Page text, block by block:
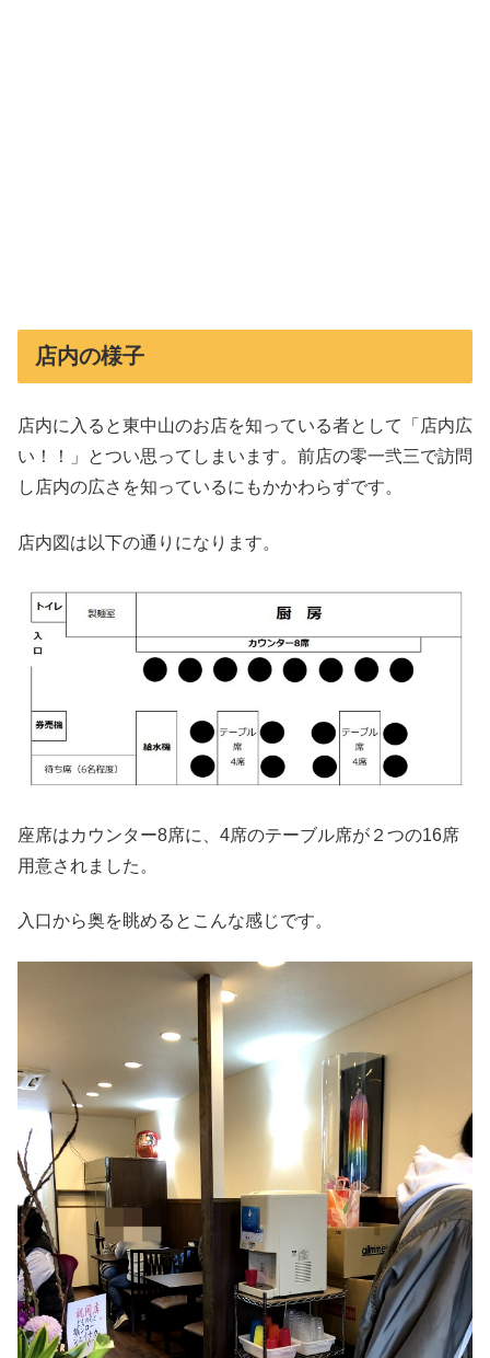
店内の様子
店内に入ると東中山のお店を知っている者として「店内広
い！！」とつい思ってしまいます。前店の零一弐三で訪問
し店内の広さを知っているにもかかわらずです。
店内図は以下の通りになります。
座席はカウンター8席に、4席のテーブル席が２つの16席
用意されました。
入口から奥を眺めるとこんな感じです。